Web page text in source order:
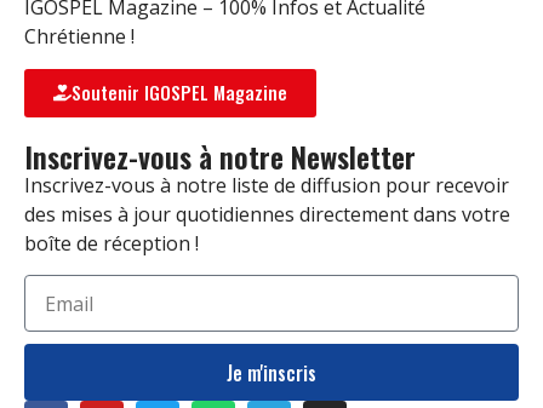
IGOSPEL Magazine – 100% Infos et Actualité
Chrétienne !
Soutenir IGOSPEL Magazine
Inscrivez-vous à notre Newsletter
Inscrivez-vous à notre liste de diffusion pour recevoir
des mises à jour quotidiennes directement dans votre
boîte de réception !
Je m'inscris